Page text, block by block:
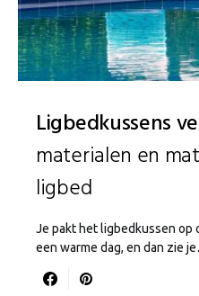
Ligbedkussens
materialen en
ligbed
Je pakt het ligbedkussen op
een warme dag, en dan zie